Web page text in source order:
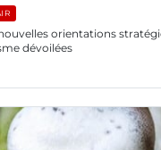
orientations
dévoilées